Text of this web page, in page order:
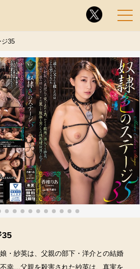
35
35
・紗英は、父親の部下・洋介との結婚
幸…父親を殺害された紗英は、真実を